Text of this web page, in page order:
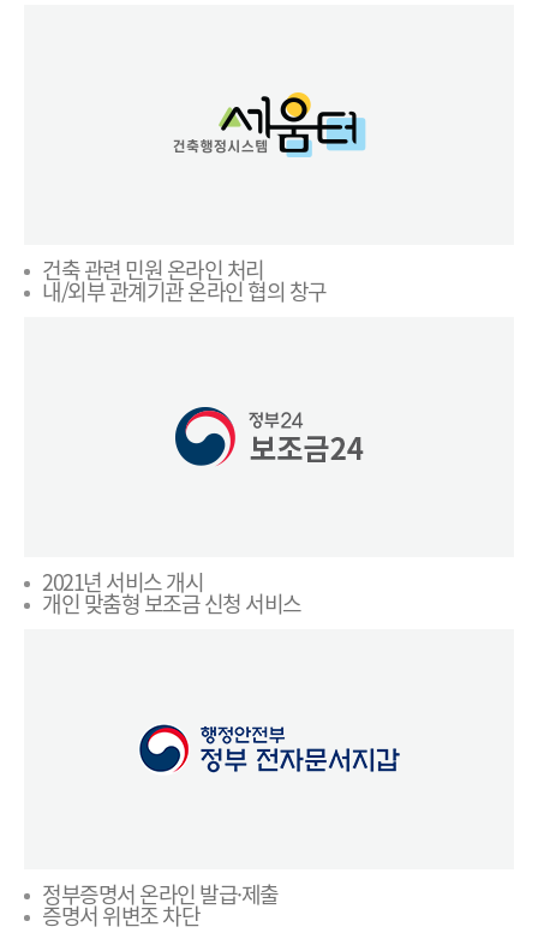
건축 관련 민원 온라인 처리
내/외부 관계기관 온라인 협의 창구
2021년 서비스 개시
개인 맞춤형 보조금 신청 서비스
정부증명서 온라인 발급·제출
증명서 위변조 차단